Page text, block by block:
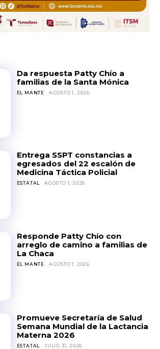
Da respuesta Patty Chío a
familias de la Santa Mónica
EL MANTE AGOSTO 1, 2026
Entrega SSPT constancias a
egresados del 22 escalón de
Medicina Táctica Policial
ESTATAL AGOSTO 1, 2026
Responde Patty Chío con
arreglo de camino a familias de
La Chaca
EL MANTE AGOSTO 1, 2026
Promueve Secretaría de Salud
Semana Mundial de la Lactancia
Materna 2026
ESTATAL JULIO 31, 2026